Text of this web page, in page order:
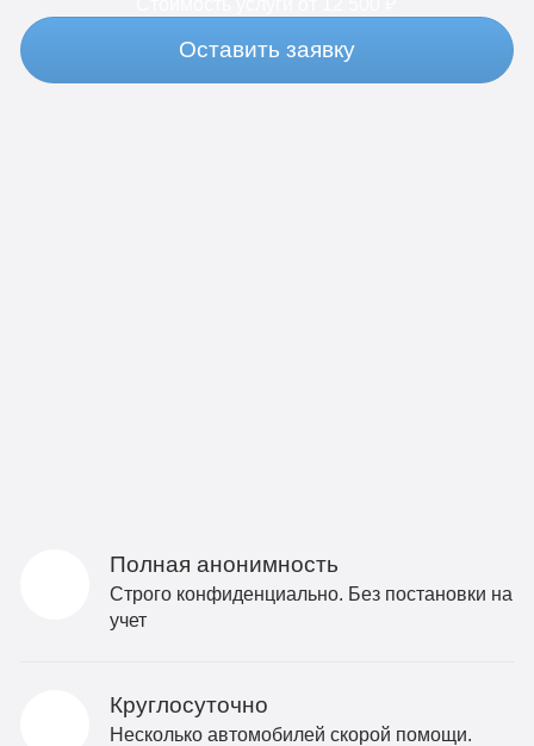
Оставить заявку
Полная анонимность
Строго конфиденциально. Без постановки на
учет
Круглосуточно
Несколько автомобилей скорой помощи.